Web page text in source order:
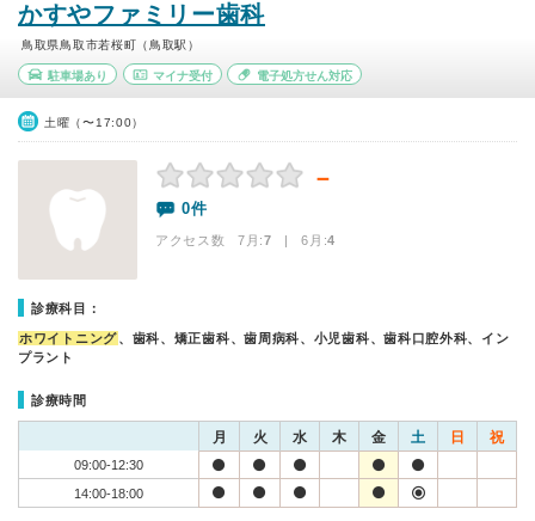
かすやファミリー歯科
鳥取県鳥取市若桜町（鳥取駅）
駐車場あり マイナ受付 電子処方せん対応
土曜（〜17:00）
－
0件
アクセス数 7月:7 | 6月:4
診療科目：
ホワイトニング、歯科、矯正歯科、歯周病科、小児歯科、歯科口腔外科、イン
プラント
診療時間
月 火 水 木 金 土 日 祝
09:00-12:30
14:00-18:00